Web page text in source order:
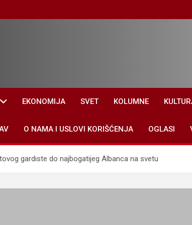
EKONOMIJA SVET KOLUMNE
O NAMA I USLOVI KORIŠĆENJA OGLASI
gardiste do najbogatijeg Albanca na svetu